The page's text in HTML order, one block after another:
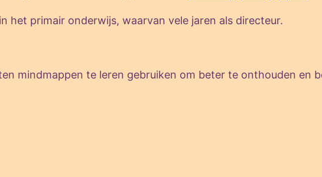
het primair onderwijs, waarvan vele jaren als directeur.
mindmappen te leren gebruiken om beter te onthouden en